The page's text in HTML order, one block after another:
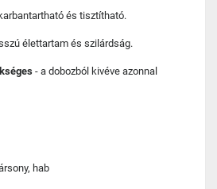
és tisztítható.
élettartam és szilárdság.
- a dobozból kivéve azonnal
hab